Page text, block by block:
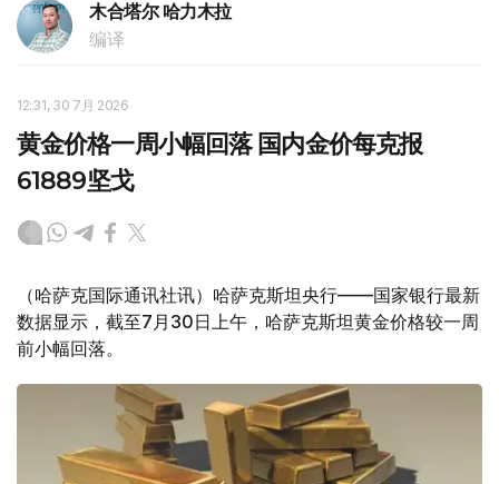
木合塔尔 哈力木拉
编译
12:31, 30 7月 2026
黄金价格一周小幅回落 国内金价每克报
61889坚戈
（哈萨克国际通讯社讯）哈萨克斯坦央行——国家银行最新
数据显示，截至7月30日上午，哈萨克斯坦黄金价格较一周
前小幅回落。